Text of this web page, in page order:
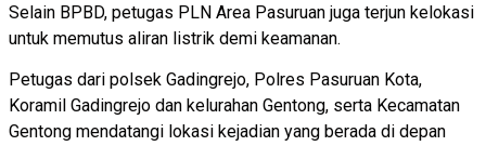
Selain BPBD, petugas PLN Area Pasuruan juga terjun kelokasi
untuk memutus aliran listrik demi keamanan.
Petugas dari polsek Gadingrejo, Polres Pasuruan Kota,
Koramil Gadingrejo dan kelurahan Gentong, serta Kecamatan
Gentong mendatangi lokasi kejadian yang berada di depan